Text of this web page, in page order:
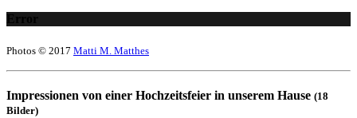
Error
Photos © 2017 Matti M. Matthes
Impressionen von einer Hochzeitsfeier in unserem Hause (18
Bilder)